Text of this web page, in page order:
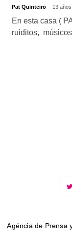
Pat Quinteiro 13
En esta casa (
ruiditos,
Agéncia de Prensa